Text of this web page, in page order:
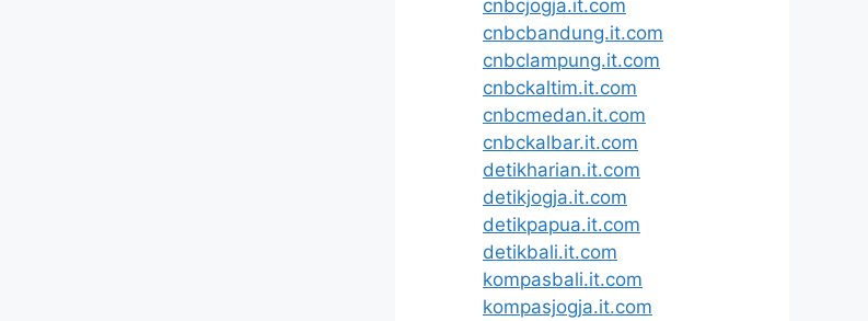
cnbcjogja.it.com
cnbcbandung.it.com
cnbclampung.it.com
cnbckaltim.it.com
cnbcmedan.it.com
cnbckalbar.it.com
detikharian.it.com
detikjogja.it.com
detikpapua.it.com
detikbali.it.com
kompasbali.it.com
kompasjogja.it.com